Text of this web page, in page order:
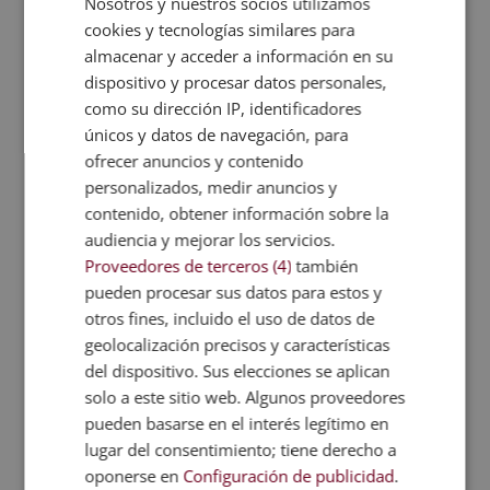
vecino y quiere vernos otra vez.
6-. Compromiso social
Aunque suene a una de esas “típicas” frases que
vemos en anuncios y carteles. Acudir a los
negocios de barrio es una muestra de tu
compromiso con el bienestar social
ellos es una apuesta ética. Eres consciente que
nunca podrán igualar el precio de esa marca
norteamericana o europea que ha abierto 300
establecimientos en el país. Sin embargo, decides
apostar por tu vecino, quien lleva “x” años
contribuyendo a nuestro bienestar social y que
apuesta por unmodelo de comercio sostenible y
equilibrado. Por otro lado, este tipo de comercio de
barrio o pueblo también puede ayudarte a ajustar
otras medidas en cuanto a tu ética: puedes apostar
por la producción local, por ejemplo preguntando
la procedencia de algunos artículos o alimentos.
cookies y tecnologías similares para
almacenar y acceder a información en su
dispositivo y procesar datos personales,
como su dirección IP, identificadores
únicos y datos de navegación, para
ofrecer anuncios y contenido
personalizados, medir anuncios y
contenido, obtener información sobre la
audiencia y mejorar los servicios.
Proveedores de terceros (4) también
pueden procesar sus datos para estos y
otros fines, incluido el uso de datos de
geolocalización precisos y características
del dispositivo. Sus elecciones se aplican
solo a este sitio web. Algunos proveedores
pueden basarse en el interés legítimo en
lugar del consentimiento; tiene derecho a
oponerse en Configuración de publicidad.